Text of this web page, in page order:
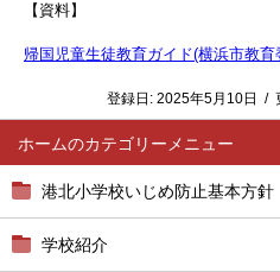
ホーム
港北小学校いじめ防止基本方針
学校紹介
【資料】
帰国児童生徒教育ガイド(横浜市教育
登録日: 2025年5月10日 /